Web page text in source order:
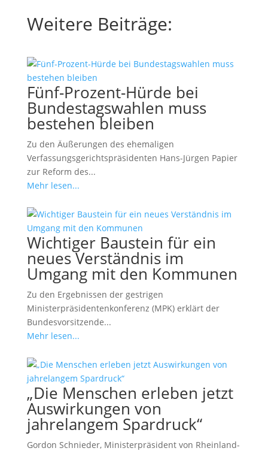
Weitere Beiträge:
Fünf-Prozent-Hürde bei
Bundestagswahlen muss
bestehen bleiben
Zu den Äußerungen des ehemaligen
Verfassungsgerichtspräsidenten Hans-Jürgen Papier
zur Reform des...
Mehr lesen...
Wichtiger Baustein für ein
neues Verständnis im
Umgang mit den Kommunen
Zu den Ergebnissen der gestrigen
Ministerpräsidentenkonferenz (MPK) erklärt der
Bundesvorsitzende...
Mehr lesen...
„Die Menschen erleben jetzt
Auswirkungen von
jahrelangem Spardruck“
Gordon Schnieder, Ministerpräsident von Rheinland-